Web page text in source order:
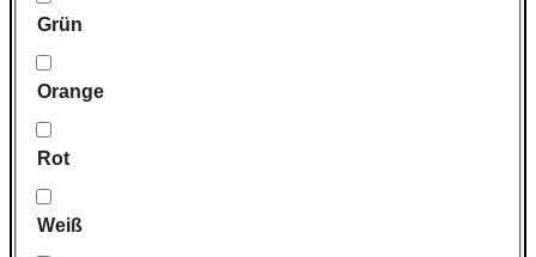
Grün
Orange
Rot
Weiß